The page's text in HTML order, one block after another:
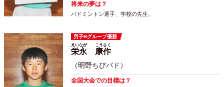
将来の夢は？
バドミントン選手、学校の先生。
男子Bグループ優勝
栄永
えいなが
康作
こうさく
（明野ちびバド）
全国大会での目標は？